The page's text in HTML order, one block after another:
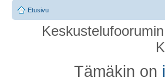
Etusivu
Tämäkin on